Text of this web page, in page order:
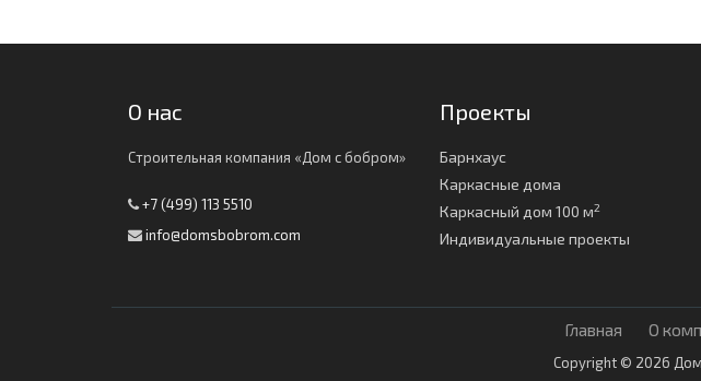
О нас
Строительная компания «Дом с бобром»
+7 (499) 113 5510
info@domsbobrom.com
Проекты
Барнхаус
Каркасные дома
Каркасный дом 100 м2
Индивидуальные проекты
Главная О
Copyright © 2026